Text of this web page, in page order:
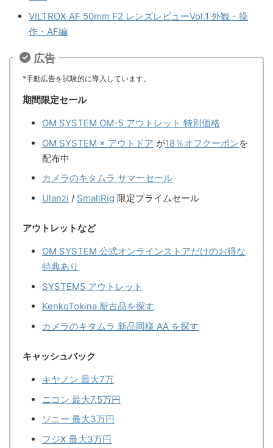
VILTROX AF 50mm F2 レンズレビューVol.1 外観・操
作・AF編
広告
*手動広告を試験的に導入しています。
期間限定セール
OM SYSTEM OM-5 アウトレット 特別価格
OM SYSTEM × アウトドア が18％オフクーポンを
配布中
カメラのキタムラ サマーセール
Ulanzi / SmallRig 限定プライムセール
アウトレットなど
OM SYSTEM 公式オンラインストアだけのお得な
特典あり
SYSTEM5 アウトレット
KenkoTokina 新古品を探す
カメラのキタムラ 新品同様 AA を探す
キャッシュバック
キヤノン 最大7万
ニコン 最大7.5万円
ソニー 最大3万円
フジX 最大3万円